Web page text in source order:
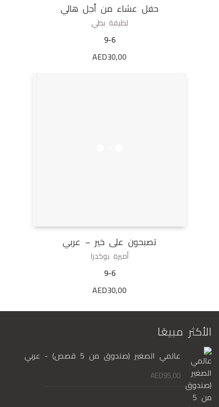
حفل عشاء من أجل هالي
لطيفة بطي
9-6
AED30,00
تصبحون على خير – عربي
أميرة بوكدرا
9-6
AED30,00
الأكثر مبيعًا
عالمي الصغير (صندوق من 5 قصص) - عربي
AED95,00